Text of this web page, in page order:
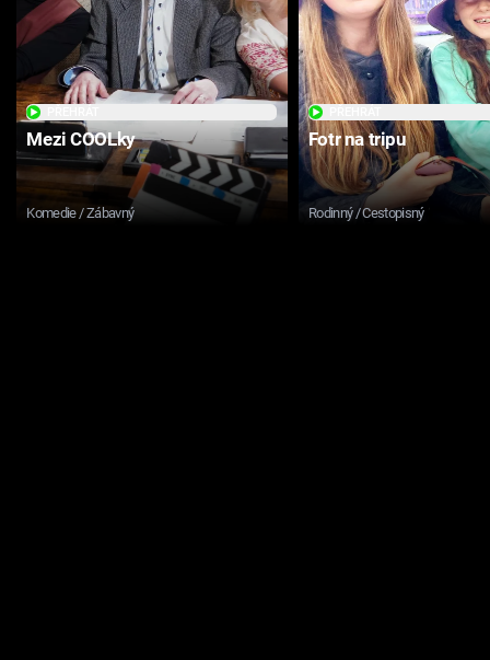
Mezi COOLky
Komedie / Zábavný
Fotr na tripu
Rodinný / Cestopisný